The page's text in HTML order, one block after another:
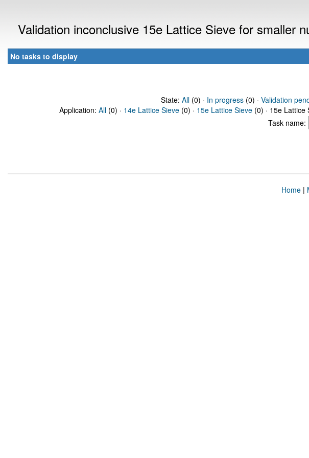
Validation inconclusive 15e Lattice Sieve for smaller
No tasks to display
State: All(0) · In progress(0) · Validation
Application: All (0) · 14e Lattice Sieve (0) · 15e Lattice Sieve (0) · 15e Lattice
Task name:
Home|